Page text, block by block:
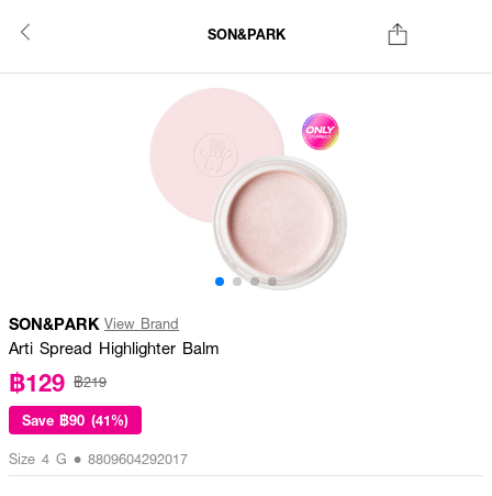
SON&PARK
SON&PARK View Brand
Arti Spread Highlighter Balm
฿129 ฿219
Save ฿90 (41%)
Size 4 G • 8809604292017